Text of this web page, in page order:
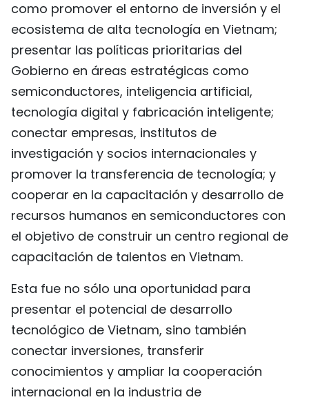
como promover el entorno de inversión y el
ecosistema de alta tecnología en Vietnam;
presentar las políticas prioritarias del
Gobierno en áreas estratégicas como
semiconductores, inteligencia artificial,
tecnología digital y fabricación inteligente;
conectar empresas, institutos de
investigación y socios internacionales y
promover la transferencia de tecnología; y
cooperar en la capacitación y desarrollo de
recursos humanos en semiconductores con
el objetivo de construir un centro regional de
capacitación de talentos en Vietnam.
Esta fue no sólo una oportunidad para
presentar el potencial de desarrollo
tecnológico de Vietnam, sino también
conectar inversiones, transferir
conocimientos y ampliar la cooperación
internacional en la industria de